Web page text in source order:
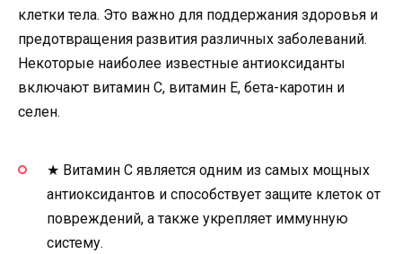
клетки тела. Это важно для поддержания здоровья и
предотвращения развития различных заболеваний.
Некоторые наиболее известные антиоксиданты
включают витамин С, витамин Е, бета-каротин и
селен.
★ Витамин С является одним из самых мощных
антиоксидантов и способствует защите клеток от
повреждений, а также укрепляет иммунную
систему.